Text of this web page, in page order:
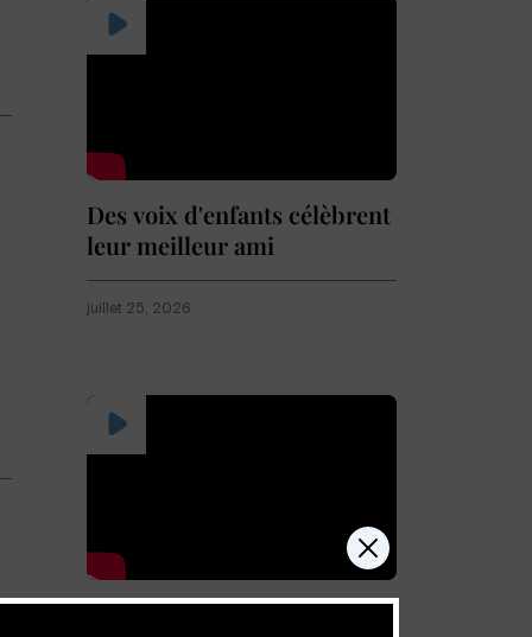
Des voix d'enfants célèbrent
leur meilleur ami
juillet 25, 2026
Celui qui se ferme lui-même